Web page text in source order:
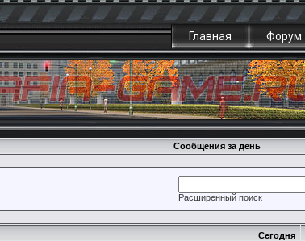
Главная Форум
Сообщения за день
Расширенный поиск
Сегодня